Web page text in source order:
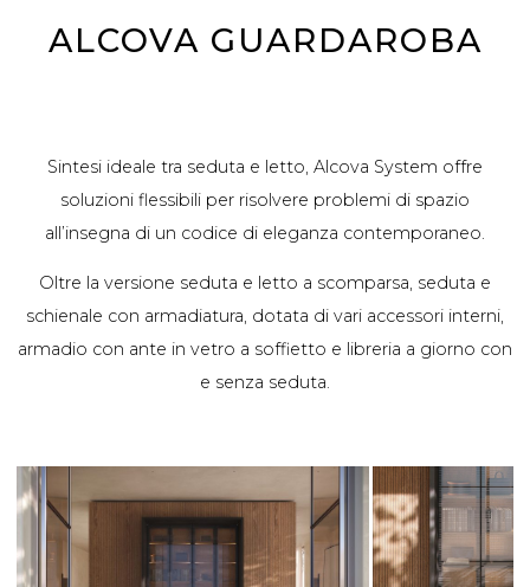
ALCOVA GUARDAROBA
Sintesi ideale tra seduta e letto, Alcova System offre
soluzioni flessibili per risolvere problemi di spazio
all’insegna di un codice di eleganza contemporaneo.
Oltre la versione seduta e letto a scomparsa, seduta e
schienale con armadiatura, dotata di vari accessori interni,
armadio con ante in vetro a soffietto e libreria a giorno con
e senza seduta.